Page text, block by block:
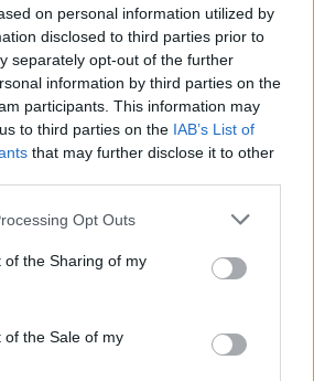
on personal information utilized by
disclosed to third parties prior to
separately opt-out of the further
information by third parties on the
participants. This information may
to third parties on the IAB’s List of
that may further disclose it to other
Opt Outs
of the Sharing of my
of the Sale of my
18:31
φάρμακα που
του στον ήλιο
στο δέρμα ή
το στόμα ή με έγχυση.